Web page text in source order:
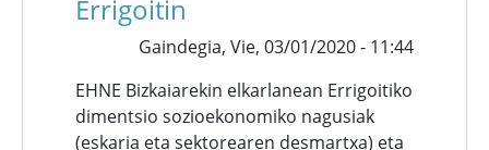
Errigoitin
Gaindegia, Vie, 03/01/2020 - 11:44
EHNE Bizkaiarekin elkarlanean Errigoitiko
dimentsio sozioekonomiko nagusiak
(eskaria eta sektorearen desmartxa) eta